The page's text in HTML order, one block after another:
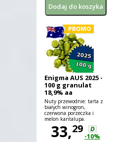
Enigma AUS 2025 -
100 g granulat
18,9% aa
Nuty przewodnie: tarta z
białych winogron,
czerwona porzeczka i
melon kantalupa.
33,29
D
-10%